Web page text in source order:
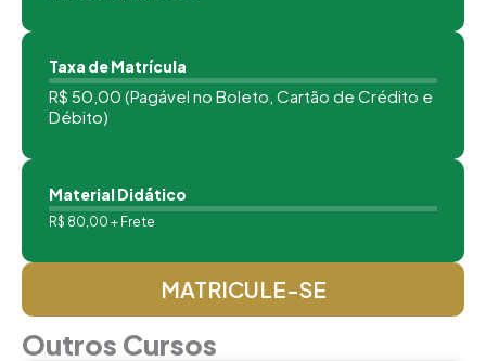
Taxa de Matrícula
R$ 50,00 (Pagável no Boleto, Cartão de Crédito e
Débito)
Material Didático
R$ 80,00 + Frete
MATRICULE-SE
Outros Cursos